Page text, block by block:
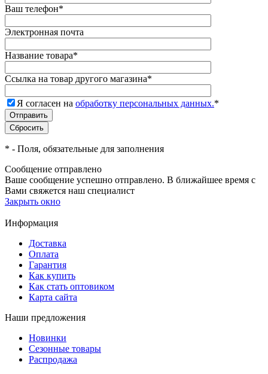
Ваш телефон*
Электронная почта
Название товара*
Ссылка на товар другого магазина*
Я согласен на обработку персональных данных.*
* - Поля, обязательные для заполнения
Сообщение отправлено
Ваше сообщение успешно отправлено. В ближайшее время с
Вами свяжется наш специалист
Закрыть окно
Информация
Доставка
Оплата
Гарантия
Как купить
Как стать оптовиком
Карта сайта
Наши предложения
Новинки
Сезонные товары
Распродажа